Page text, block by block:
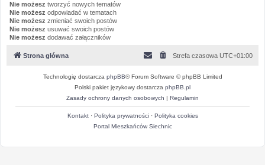
Nie możesz tworzyć nowych tematów
Nie możesz odpowiadać w tematach
Nie możesz zmieniać swoich postów
Nie możesz usuwać swoich postów
Nie możesz dodawać załączników
Strona główna Strefa czasowa UTC+01:00
Technologię dostarcza phpBB® Forum Software © phpBB Limited
Polski pakiet językowy dostarcza phpBB.pl
Zasady ochrony danych osobowych | Regulamin
Kontakt· Polityka prywatności· Polityka cookies
Portal Mieszkańców Siechnic